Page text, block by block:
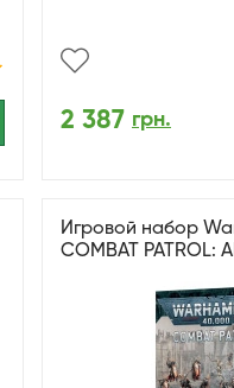
2 387 грн.
Игровой набор
COMBAT PATROL: